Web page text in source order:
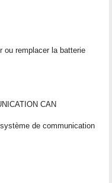
ou remplacer la batterie
CAN
de communication